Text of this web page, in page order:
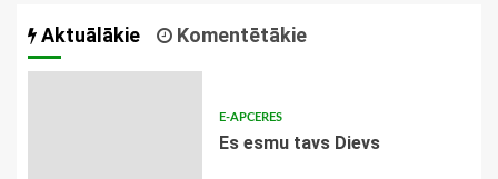
Aktuālākie Komentētākie
E-APCERES
Es esmu tavs Dievs